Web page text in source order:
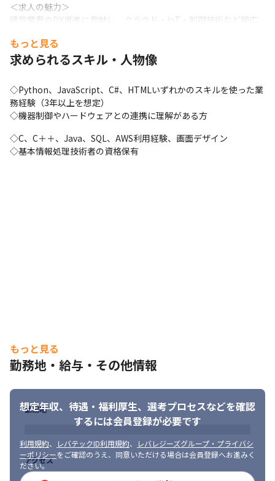
＜求人の魅力＞
建設業界のDX推進に貢献し、クラウド・IoT・制御技術など幅広
社会インフラを支え、実際の現場で自分の成果を実感できる仕事
です。また、2026年3月、一宮駅付近に新たなオフィスがオープ
完備。“働きやすさ”と“健康”の両立を追求した環境です。
もっと見る
求められるスキル・人物像
◇Python、JavaScript、C#、HTMLいずれかのスキルを使った業
務経験（3年以上を想定）
◇機器制御やハードウェアとの連携に理解がある方
◇C、C＋＋、Java、SQL、AWS利用経験、画面デザイン
◇基本情報処理技術者の資格保有
もっと見る
勤務地・給与・その他情報
想定年収、待遇・福利厚生、 選考プロセスなどを確認
するには会員登録が必要です
利用規約、 レバテックID利用規約、
レバレジーズグループ・プライバシ
ーポリシーをご確認のうえ、同意いただける場合は会員登録へお進みく
ださい。
勤務地
アクセス